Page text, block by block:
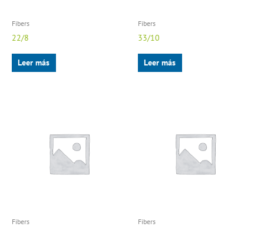
Fibers
22/8
Leer más
Fibers
33/10
Leer más
Fibers Fibers